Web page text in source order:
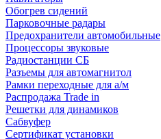
Обогрев сидений
Парковочные радары
Предохранители автомобильные
Процессоры звуковые
Радиостанции СБ
Разъемы для автомагнитол
Рамки переходные для а/м
Распродажа Trade in
Решетки для динамиков
Сабвуфер
Сертификат установки